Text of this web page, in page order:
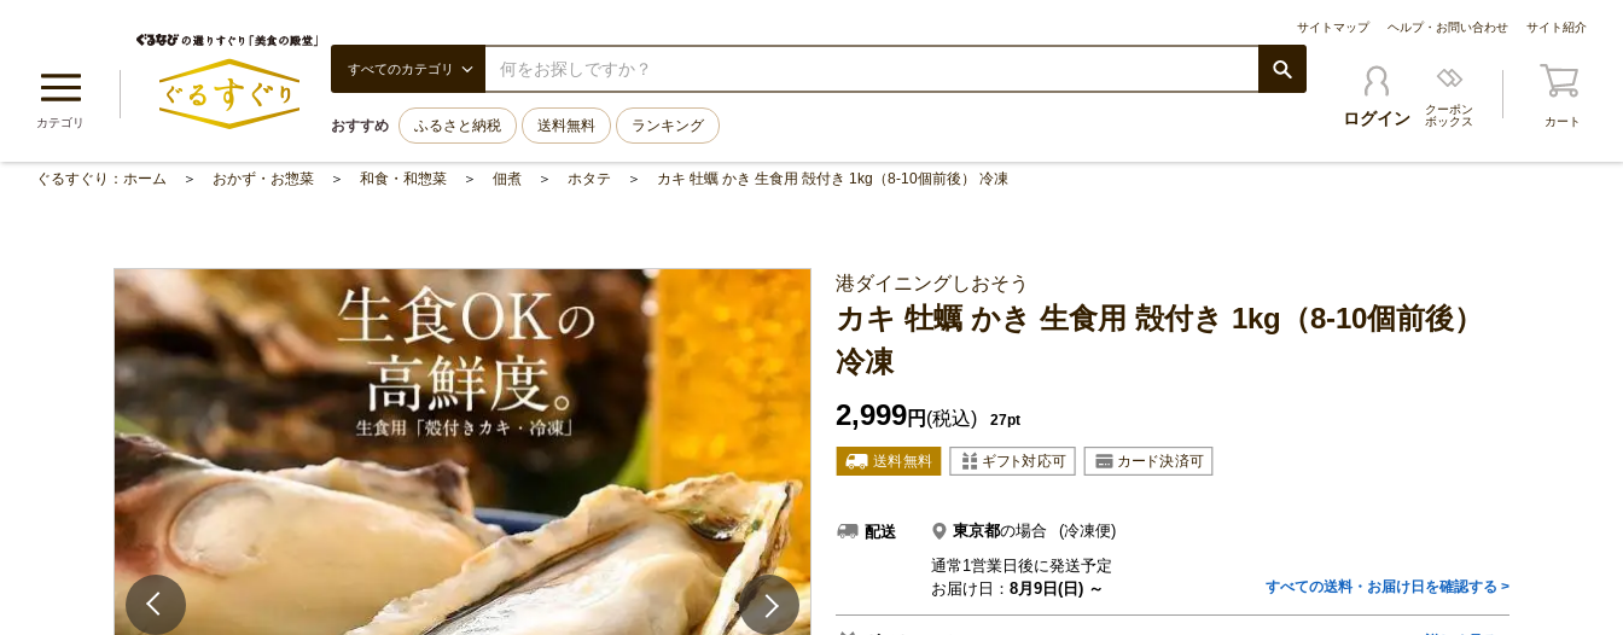
サイトマップ ヘルプ・お問い合わせ サイト紹介
カテゴリ
すべてのカテゴリ
おすすめ ふるさと納税 送料無料 ランキング ログイン
クーポン
ボックス
カート
ぐるすぐり：ホーム おかず・お惣菜 和食・和惣菜 佃煮 ホタテ カキ 牡蠣 かき 生食用 殻付き 1kg（8-10個前後） 冷凍
港ダイニングしおそう
カキ 牡蠣 かき 生食用 殻付き 1kg（8-10個前後）
冷凍
2,999円 (税込) 27pt
配送 東京都の場合
(冷凍便)
通常1営業日後に発送予定
お届け日： 8月9日(日) ～ すべての送料・お届け日を確認する >